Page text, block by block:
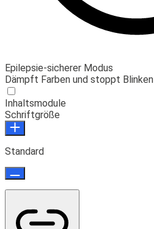
Epilepsie-sicherer Modus
Dämpft Farben und stoppt Blinken
Inhaltsmodule
Schriftgröße
Standard